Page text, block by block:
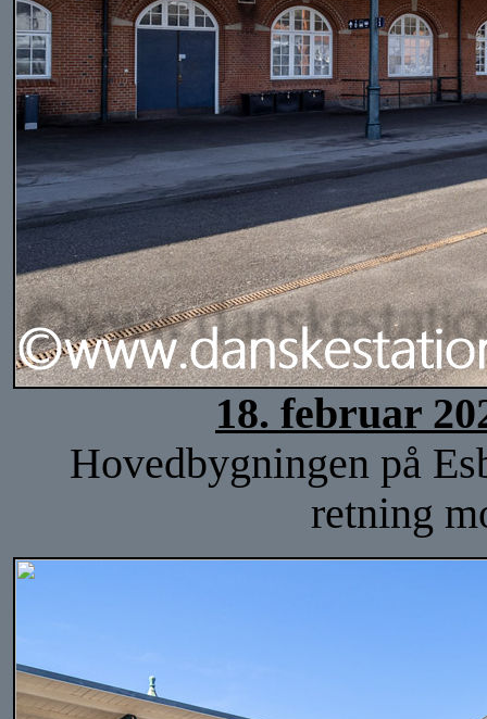
18. februar
Hovedbygningen på
retning